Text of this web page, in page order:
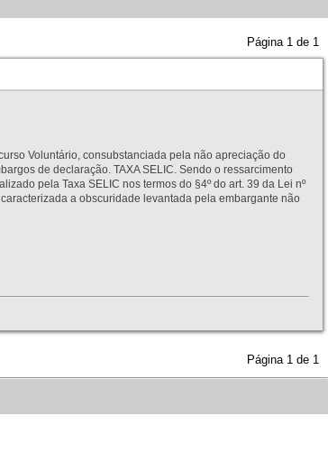
Página 1 de 1
Voluntário, consubstanciada pela não apreciação do
de declaração. TAXA SELIC. Sendo o ressarcimento
pela Taxa SELIC nos termos do §4º do art. 39 da Lei nº
a obscuridade levantada pela embargante não
Página 1 de 1